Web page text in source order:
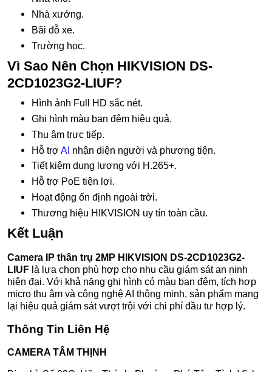
Nhà xưởng.
Bãi đỗ xe.
Trường học.
Vì Sao Nên Chọn HIKVISION DS-
2CD1023G2-LIUF?
Hình ảnh Full HD sắc nét.
Ghi hình màu ban đêm hiệu quả.
Thu âm trực tiếp.
Hỗ trợ AI nhận diện người và phương tiện.
Tiết kiệm dung lượng với H.265+.
Hỗ trợ PoE tiện lợi.
Hoạt động ổn định ngoài trời.
Thương hiệu HIKVISION uy tín toàn cầu.
Kết Luận
Camera IP thân trụ 2MP HIKVISION DS-2CD1023G2-
LIUF là lựa chọn phù hợp cho nhu cầu giám sát an ninh
hiện đại. Với khả năng ghi hình có màu ban đêm, tích hợp
micro thu âm và công nghệ AI thông minh, sản phẩm mang
lại hiệu quả giám sát vượt trội với chi phí đầu tư hợp lý.
Thông Tin Liên Hệ
CAMERA TÂM THỊNH